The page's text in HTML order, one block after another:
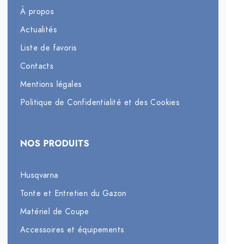
À propos
Actualités
Liste de favoris
Contacts
Mentions légales
Politique de Confidentialité et des Cookies
NOS PRODUITS
Husqvarna
Tonte et Entretien du Gazon
Matériel de Coupe
Accessoires et équipements